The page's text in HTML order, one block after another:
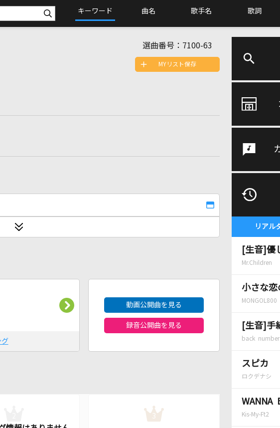
キーワード 曲名 歌手名 歌詞
リアル
[生音]優
Mr.Children
小さな恋
MONGOL800
[生音]手
back number
スピカ
ロクデナシ
WANNA
Kis-My-Ft2
選曲番号： 7100-63
MYリスト保存
動画公開曲を見る
録音公開曲を見る
3